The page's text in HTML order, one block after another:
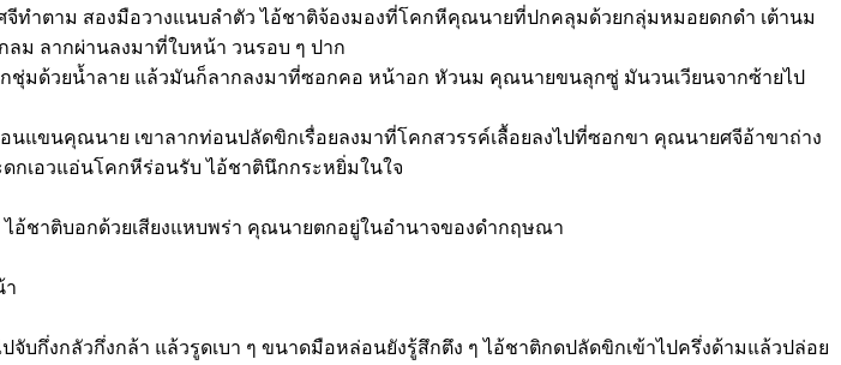
ำตาม สองมือวางแนบลำตัว ไอ้ชาติจ้องมองที่โคกหีคุณนายที่ปกคลุมด้วยกลุ่มหมอยดกดำ เต้านม
ม ลากผ่านลงมาที่ใบหน้า วนรอบ ๆ ปาก
มด้วยน้ำลาย แล้วมันก็ลากลงมาที่ซอกคอ หน้าอก หัวนม คุณนายขนลุกซู่ มันวนเวียนจากซ้ายไป
ขนคุณนาย เขาลากท่อนปลัดขิกเรื่อยลงมาที่โคกสวรรค์เลื้อยลงไปที่ซอกขา คุณนายศจีอ้าขาถ่าง
กเอวแอ่นโคกหีร่อนรับ ไอ้ชาตินึกกระหยิ่มในใจ
อ้ชาติบอกด้วยเสียงแหบพร่า คุณนายตกอยู่ในอำนาจของดำกฤษณา
า
งกลัวกึ่งกล้า แล้วรูดเบา ๆ ขนาดมือหล่อนยังรู้สึกตึง ๆ ไอ้ชาติกดปลัดขิกเข้าไปครึ่งด้ามแล้วปล่อย